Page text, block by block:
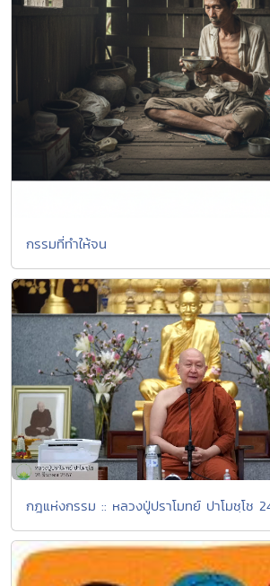
กรรมที่ทำให้จน
กฎแห่งกรรม :: หลวงปู่ปราโมทย์ ปาโมชฺโช